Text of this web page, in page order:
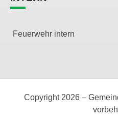
Feuerwehr intern
Copyright 2026 –